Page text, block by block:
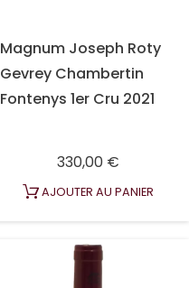
Magnum Joseph Roty
Gevrey Chambertin
Fontenys 1er Cru 2021
330,00 €Prix
AJOUTER AU PANIER